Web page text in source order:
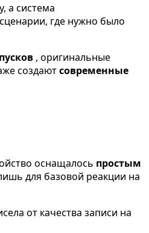
а система
где нужно было
, оригинальные
создаютсовременные
оснащалось простым
для базовой реакции на
от качества записи на